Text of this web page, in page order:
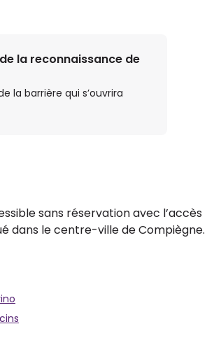
la reconnaissance de
la barrière qui s’ouvrira
sans réservation avec l’accès
dans le centre-ville de Compiègne.